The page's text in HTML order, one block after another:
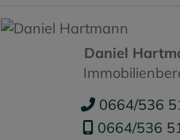
Daniel
0664/536
0664/536